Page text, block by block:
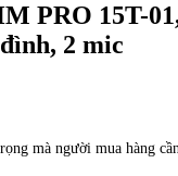
PRO 15T-
2 mic
mà người mua hàng